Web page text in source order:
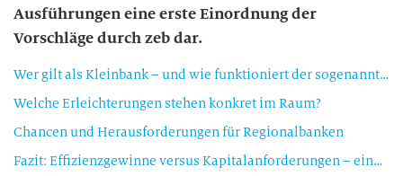
Ausführungen eine erste Einordnung der
Vorschläge durch zeb dar.
Wer gilt als Kleinbank – und wie funktioniert der sogenannte Opt-in?
Welche Erleichterungen stehen konkret im Raum?
Chancen und Herausforderungen für Regionalbanken
Fazit: Effizienzgewinne versus Kapitalanforderungen – eine individuelle Abwägung